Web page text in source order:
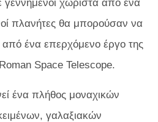
γεννημένοι χωριστά από ένα
πλανήτες θα μπορούσαν να
ένα επερχόμενο έργο της
Space Telescope.
ένα πλήθος μοναχικών
γαλαξιακών